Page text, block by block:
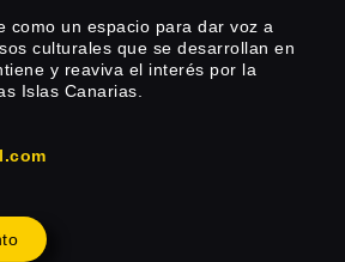
como un espacio para dar voz a
culturales que se desarrollan en
y reaviva el interés por la
Islas Canarias.